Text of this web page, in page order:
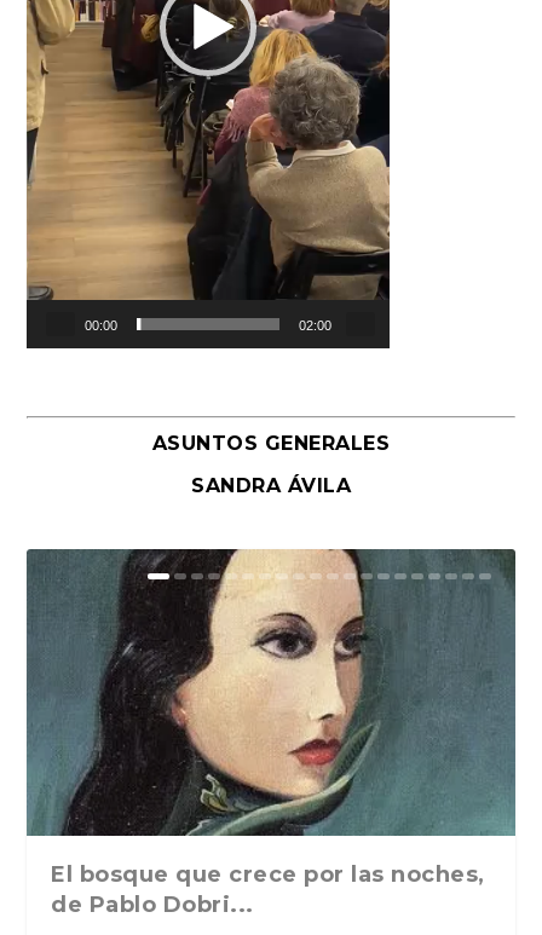
00:00 02:00
ASUNTOS GENERALES
SANDRA ÁVILA
El bosque que crece por las noches,
de Pablo Dobri...